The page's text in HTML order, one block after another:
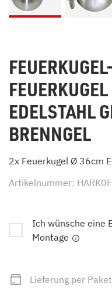
EDELSTAHL
BRENNGEL
2x Feuerkugel Ø 36cm
Artikelnummer:
Ich wünsche eine
Montage
Lieferung per